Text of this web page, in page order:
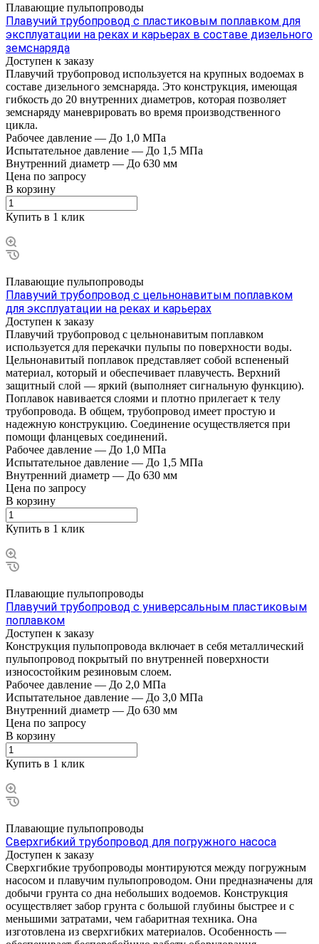
Плавающие пульпопроводы
Плавучий трубопровод с пластиковым поплавком для
эксплуатации на реках и карьерах в составе дизельного
земснаряда
Доступен к заказу
Плавучий трубопровод используется на крупных водоемах в
составе дизельного земснаряда. Это конструкция, имеющая
гибкость до 20 внутренних диаметров, которая позволяет
земснаряду маневрировать во время производственного
цикла.
Рабочее давление — До 1,0 МПа
Испытательное давление — До 1,5 МПа
Внутренний диаметр — До 630 мм
Цена по запросу
В корзину
Купить в 1 клик
Плавающие пульпопроводы
Плавучий трубопровод с цельнонавитым поплавком
для эксплуатации на реках и карьерах
Доступен к заказу
Плавучий трубопровод с цельнонавитым поплавком
используется для перекачки пульпы по поверхности воды.
Цельнонавитый поплавок представляет собой вспененый
материал, который и обеспечивает плавучесть. Верхний
защитный слой — яркий (выполняет сигнальную функцию).
Поплавок навивается слоями и плотно прилегает к телу
трубопровода. В общем, трубопровод имеет простую и
надежную конструкцию. Соединение осуществляется при
помощи фланцевых соединений.
Рабочее давление — До 1,0 МПа
Испытательное давление — До 1,5 МПа
Внутренний диаметр — До 630 мм
Цена по запросу
В корзину
Купить в 1 клик
Плавающие пульпопроводы
Плавучий трубопровод с универсальным пластиковым
поплавком
Доступен к заказу
Конструкция пульпопровода включает в себя металлический
пульпопровод покрытый по внутренней поверхности
износостойким резиновым слоем.
Рабочее давление — До 2,0 МПа
Испытательное давление — До 3,0 МПа
Внутренний диаметр — До 630 мм
Цена по запросу
В корзину
Купить в 1 клик
Плавающие пульпопроводы
Сверхгибкий трубопровод для погружного насоса
Доступен к заказу
Сверхгибкие трубопроводы монтируются между погружным
насосом и плавучим пульпопроводом. Они предназначены для
добычи грунта со дна небольших водоемов. Конструкция
осуществляет забор грунта с большой глубины быстрее и с
меньшими затратами, чем габаритная техника. Она
изготовлена из сверхгибких материалов. Особенность —